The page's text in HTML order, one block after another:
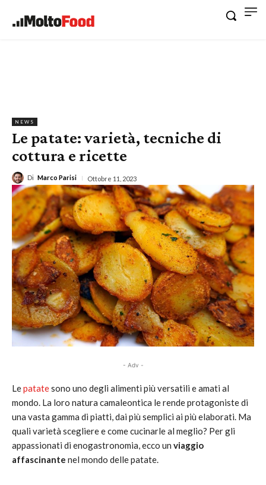
NEWS
Le patate: varietà, tecniche di
cottura e ricette
Di Marco Parisi Ottobre 11, 2023
- Adv -
Lepatatesono uno degli alimenti più versatili e amati al
mondo. La loro natura camaleontica le rende protagoniste di
una vasta gamma di piatti, dai più semplici ai più elaborati. Ma
quali varietà scegliere e come cucinarle al meglio? Per gli
appassionati di enogastronomia, ecco un viaggio
affascinante nel mondo delle patate.